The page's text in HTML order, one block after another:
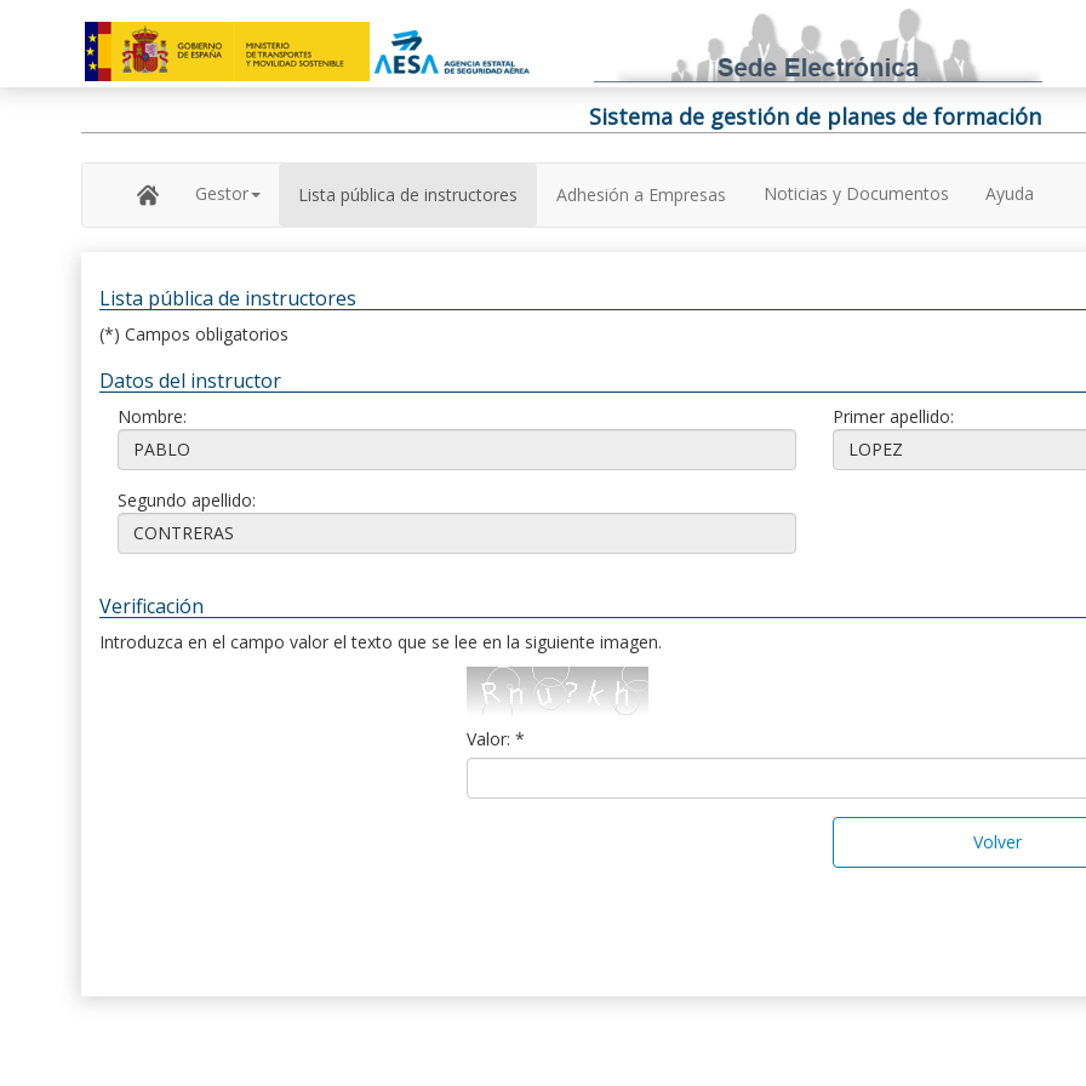
Sistema de gestión de planes de formación
Gestor Lista pública de instructores Adhesión a Empresas Noticias y Documentos Ayuda
Lista pública de instructores
(*) Campos obligatorios
Datos del instructor
Nombre: Primer apellido:
Segundo apellido:
Verificación
Introduzca en el campo valor el texto que se lee en la siguiente imagen.
Valor: *
Volver